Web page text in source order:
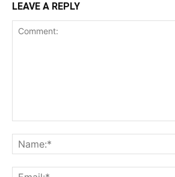
LEAVE A REPLY